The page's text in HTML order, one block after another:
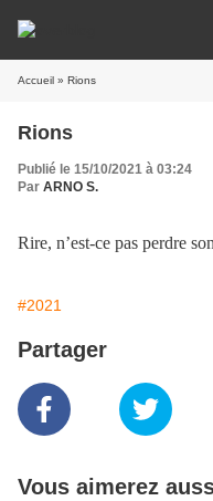
Accueil » Rions
Rions
Publié le 15/10/2021 à 03:24
Par ARNO S.
Rire, n’est-ce pas perdre
#2021
Partager
Vous aimerez